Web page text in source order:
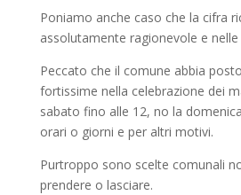
Poniamo anche caso che la cifra
assolutamente ragionevole e
Peccato che il comune abbia
fortissime nella celebrazione dei
sabato fino alle 12, no la
orari o giorni e per altri motivi.
Purtroppo sono scelte comunali
prendere o lasciare.